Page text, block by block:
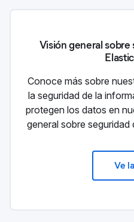
Visión general
Conoce más sobre
la seguridad de la
protegen los datos en
general sobre seguridad
Ve